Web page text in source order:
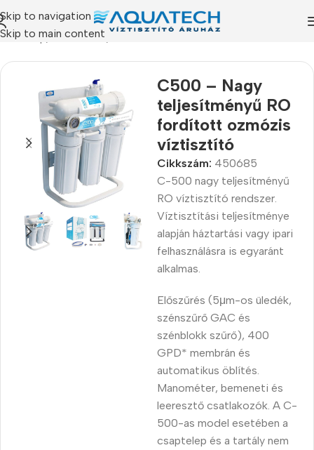
Skip to navigation
Skip to main content
Kezdőlap/Termékeink
C500 – Nagy
teljesítményű RO
fordított ozmózis
víztisztító
Cikkszám: 450685
C-500 nagy teljesítményű
RO víztisztító rendszer.
Víztisztítási teljesítménye
alapján háztartási vagy ipari
felhasználásra is egyaránt
alkalmas.
Előszűrés (5μm-os üledék,
szénszűrő GAC és
szénblokk szűrő), 400
GPD* membrán és
automatikus öblítés.
Manométer, bemeneti és
leeresztő csatlakozók. A C-
500-as model esetében a
csaptelep és a tartály nem